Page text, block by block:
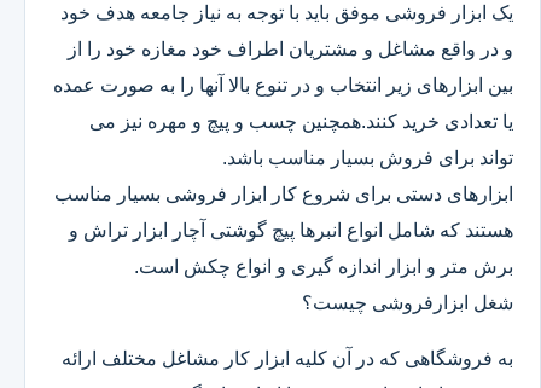
یک ابزار فروشی موفق باید با توجه به نیاز جامعه هدف خود
و در واقع مشاغل و مشتریان اطراف خود مغازه خود را از
بین ابزارهای زیر انتخاب و در تنوع بالا آنها را به صورت عمده
یا تعدادی خرید کنند.همچنین چسب و پیچ و مهره نیز می
تواند برای فروش بسیار مناسب باشد.
ابزارهای دستی برای شروع کار ابزار فروشی بسیار مناسب
هستند که شامل انواع انبرها پیچ گوشتی آچار ابزار تراش و
برش متر و ابزار اندازه گیری و انواع چکش است.
شغل ابزارفروشی چیست؟
به فروشگاهی که در آن کلیه ابزار کار مشاغل مختلف ارائه